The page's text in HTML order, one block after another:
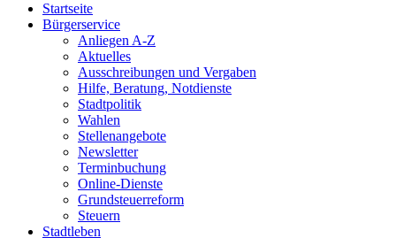
Startseite
Bürgerservice
Anliegen A-Z
Aktuelles
Ausschreibungen und Vergaben
Hilfe, Beratung, Notdienste
Stadtpolitik
Wahlen
Stellenangebote
Newsletter
Terminbuchung
Online-Dienste
Grundsteuerreform
Steuern
Stadtleben